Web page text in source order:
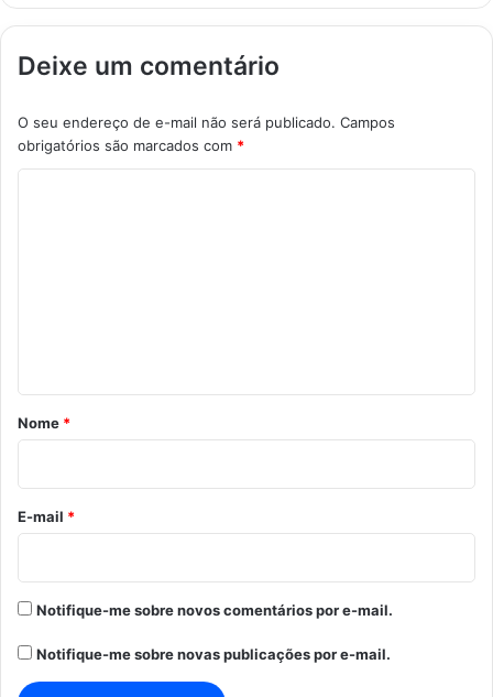
Deixe um comentário
O seu endereço de e-mail não será publicado. Campos
obrigatórios são marcados com *
r
o
*
Nome *
E-mail *
Notifique-me sobre novos comentários por e-mail.
Notifique-me sobre novas publicações por e-mail.